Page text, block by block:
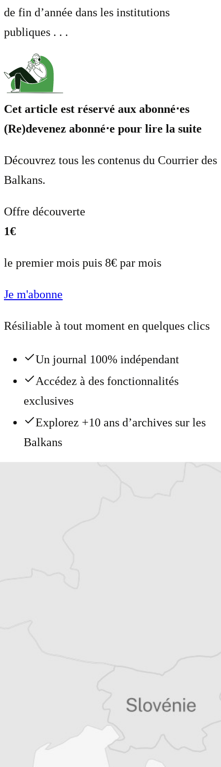
de fin d’année dans les institutions
publiques . . .
Cet article est réservé aux abonné⋅es
(Re)devenez abonné⋅e pour lire la suite
Découvrez tous les contenus du Courrier des
Balkans.
Offre découverte
1€
le premier mois puis 8€ par mois
Je m'abonne
Résiliable à tout moment en quelques clics
Un journal 100% indépendant
Accédez à des fonctionnalités
exclusives
Explorez +10 ans d’archives sur les
Balkans